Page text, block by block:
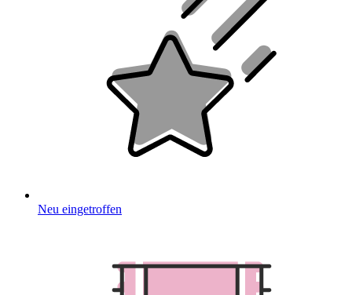
Neu eingetroffen